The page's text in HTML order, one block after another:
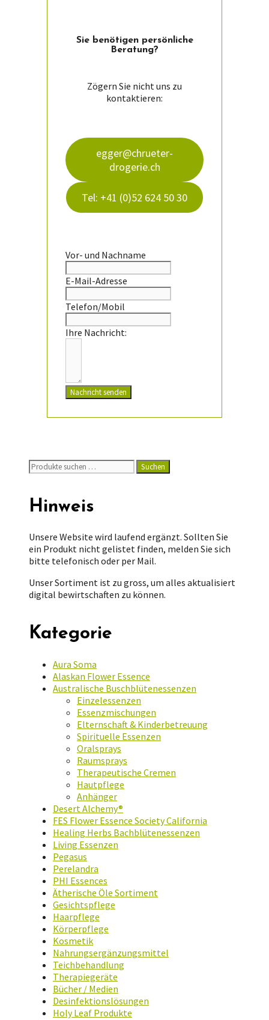
Sie ­benötigen persön­liche
Beratung?
Zögern Sie nicht uns zu
kontaktieren:
egger@chrueter-
drogerie.ch
Tel: +41 (0)52 624 50 30
Vor- und Nachname
E-Mail-Adresse
Telefon/Mobil
Ihre Nachricht:
Nachricht senden
Suchen
nach:
Suchen
Hinweis
Unsere Website wird laufend ergänzt. Sollten Sie
ein Produkt nicht gelistet finden, melden Sie sich
bitte telefonisch oder per Mail.
Unser Sortiment ist zu gross, um alles aktualisiert
digital bewirtschaften zu können.
Kategorie
Aura Soma
Alaskan Flower Essence
Australische Buschblütenessenzen
Einzelessenzen
Essenzmischungen
Elternschaft & Kinderbetreuung
Spirituelle Essenzen
Oralsprays
Raumsprays
Therapeutische Cremen
Hautpflege
Anhänger
Desert Alchemy®
FES Flower Essence Society California
Healing Herbs Bachblütenessenzen
Living Essenzen
Pegasus
Perelandra
PHI Essences
Ätherische Öle Sortiment
Gesichtspflege
Haarpflege
Körperpflege
Kosmetik
Nahrungsergänzungsmittel
Teichbehandlung
Therapiegeräte
Bücher / Medien
Desinfektionslösungen
Holy Leaf Produkte